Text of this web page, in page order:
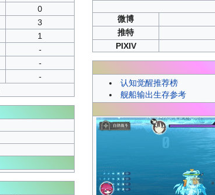
0
3
1
-
-
-
微博
推特
PIXIV
认知觉醒推荐榜
舰船输出生存参考